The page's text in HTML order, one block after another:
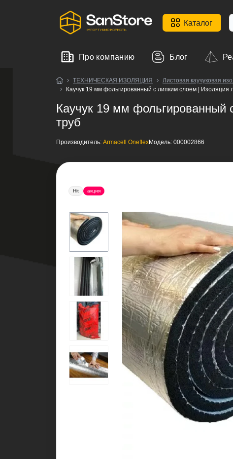
Каталог
Про компанию Блог
ТЕХНИЧЕСКАЯ ИЗОЛЯЦИЯ
Листовая каучуковая
Каучук 19 мм фольгированный с липким слоем | Изоляция
Каучук 19 мм фольгированный
труб
Производитель: Armacell OneflexМодель: 000002866
Hit акция